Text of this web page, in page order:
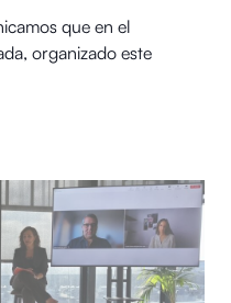
que en el
organizado este